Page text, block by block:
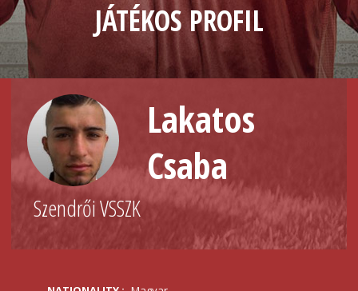
JÁTÉKOS PROFIL
Lakatos
Csaba
Szendrői VSSZK